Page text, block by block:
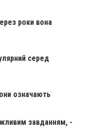
роки вона
серед
означають
завданням, -